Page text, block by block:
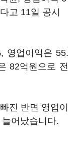
고 11일 공시
영업이익은 55.
82억원으로 전
진 반면 영업이
어났습니다.